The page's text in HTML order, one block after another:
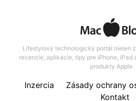
Lifestylový technologický portál nielen
recenzie, aplikácie, tipy pre iPhone, iPad
produkty Apple.
Inzercia
Zásady ochrany
Kontakt